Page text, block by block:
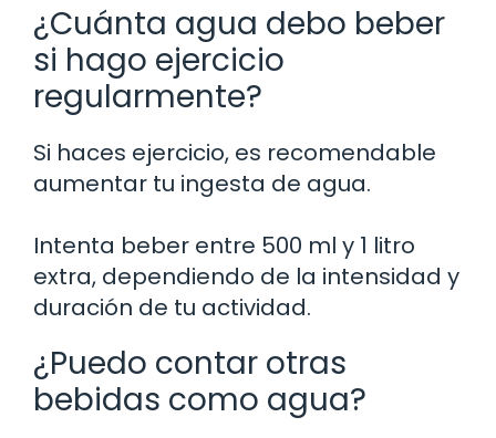
¿Cuánta agua debo beber
si hago ejercicio
regularmente?
Si haces ejercicio, es recomendable
aumentar tu ingesta de agua.
Intenta beber entre 500 ml y 1 litro
extra, dependiendo de la intensidad y
duración de tu actividad.
¿Puedo contar otras
bebidas como agua?